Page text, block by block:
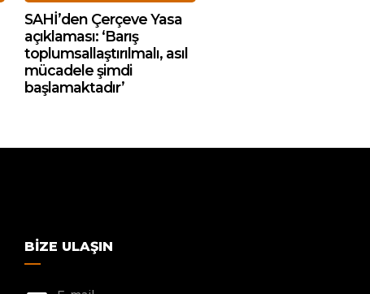
SAHİ’den Çerçeve Yasa
açıklaması: ‘Barış
toplumsallaştırılmalı, asıl
mücadele şimdi
başlamaktadır’
BIZE ULAŞIN